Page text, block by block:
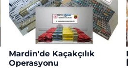
Mardin'de Kaçakçılık
Operasyonu